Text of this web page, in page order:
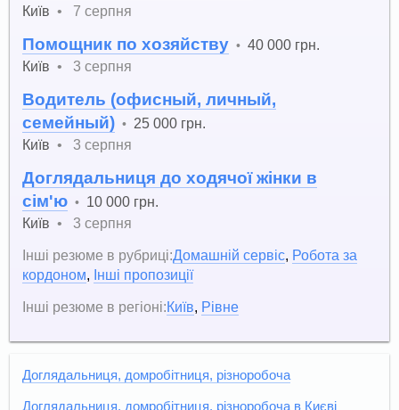
Київ • 7 серпня
Помощник по хозяйству •40 000 грн.
Київ • 3 серпня
Водитель (офисный, личный,
семейный) • 25 000 грн.
Київ • 3 серпня
Доглядальниця до ходячої жінки в
сім'ю • 10 000 грн.
Київ •
3 серпня
Інші резюме в рубриці:Домашній сервіс, Робота за
кордоном, Інші пропозиції
Інші резюме в регіоні:Київ, Рівне
Доглядальниця, домробітниця, різноробоча
Доглядальниця, домробітниця, різноробоча в Києві